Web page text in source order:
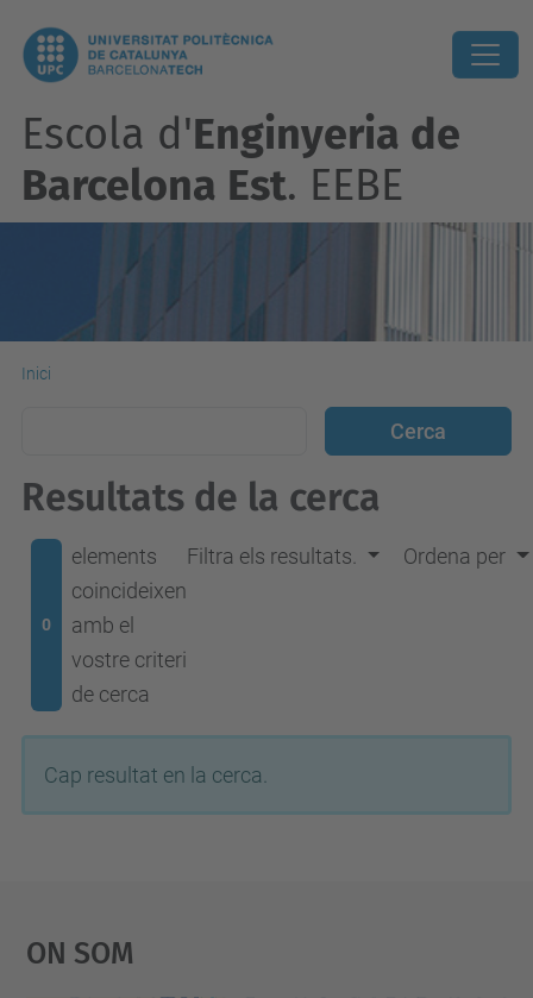
Escola d'Enginyeria de
Barcelona Est. EEBE
Inici
Resultats de la cerca
0
elements
coincideixen
amb el
vostre criteri
de cerca
Filtra els resultats. Ordena per
Cap resultat en la cerca.
On Som